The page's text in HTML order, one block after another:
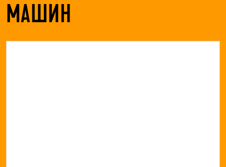
МАШИН